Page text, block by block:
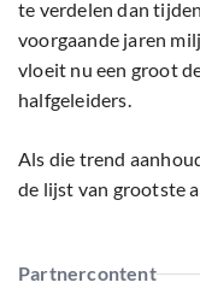
te verdelen dan
voorgaande jaren
vloeit nu een groot
halfgeleiders.
Als die trend
de lijst van grootste
Partnercontent